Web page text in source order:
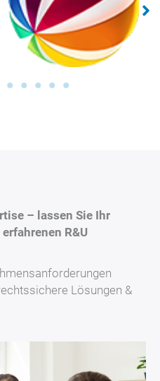
– lassen Sie Ihr
R&U
Lösungen &